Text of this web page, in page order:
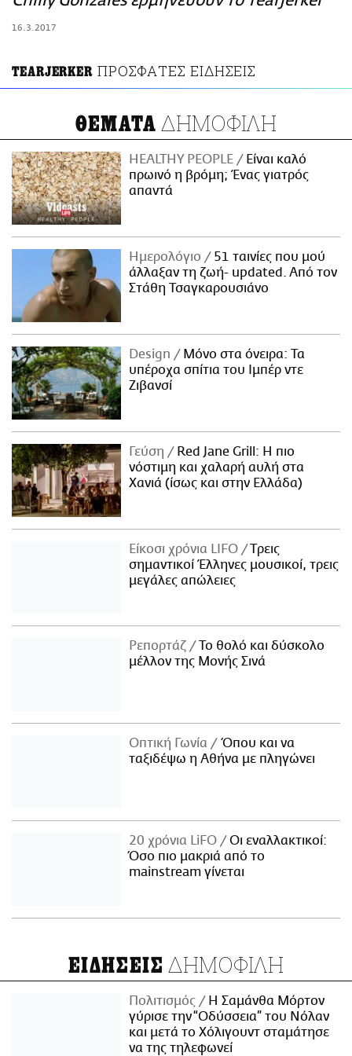
16.3.2017
TEARJERKER ΠΡΟΣΦΑΤΕΣ ΕΙΔΗΣΕΙΣ
ΘΕΜΑΤΑ ΔΗΜΟΦΙΛΗ
HEALTHY PEOPLE
Είναι καλό
πρωινό η βρόμη; Ένας γιατρός
απαντά
Ημερολόγιο
51 ταινίες που μού
άλλαξαν τη ζωή- updated. Aπό τον
Στάθη Τσαγκαρουσιάνο
Design
Μόνο στα όνειρα: Τα
υπέροχα σπίτια του Ιμπέρ ντε
Ζιβανσί
Γεύση
Red Jane Grill: Η πιο
νόστιμη και χαλαρή αυλή στα
Χανιά (ίσως και στην Ελλάδα)
Είκοσι χρόνια LIFO
Tρεις
σημαντικοί Έλληνες μουσικοί, τρεις
μεγάλες απώλειες
Ρεπορτάζ
Το θολό και δύσκολο
μέλλον της Μονής Σινά
Οπτική Γωνία
Όπου και να
ταξιδέψω η Αθήνα με πληγώνει
20 χρόνια LiFO
Οι εναλλακτικοί:
Όσο πιο μακριά από το
mainstream γίνεται
ΕΙΔΗΣΕΙΣ ΔΗΜΟΦΙΛΗ
Πολιτισμός
Η Σαμάνθα Μόρτον
γύρισε την “Οδύσσεια” του Νόλαν
και μετά το Χόλιγουντ σταμάτησε
να της τηλεφωνεί